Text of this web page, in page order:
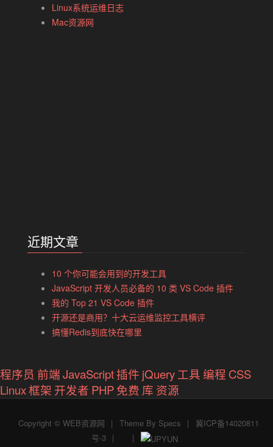
Linux系统运维日志
Mac资源网
近期文章
10 个你可能会用到的开发工具
JavaScript 开发人员必备的 10 类 VS Code 插件
我的 Top 21 VS Code 插件
开源还是商用？十大云运维监控工具横评
搞懂Redis到底快在哪里
程序员 前端JavaScript插件 jQuery工具编程 CSS
Linux框架 开发者 PHP免费 库 资源
Copyright © WEB资源网 | Theme By Specs |
冀ICP备14020811
号-3 | |